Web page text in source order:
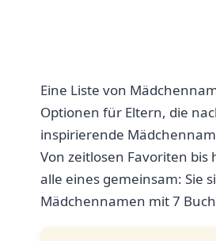
Eine Liste von
Optionen für Eltern, die
inspirierende
Von zeitlosen Favoriten
alle eines gemeinsam: Sie
Mädchennamen mit 7